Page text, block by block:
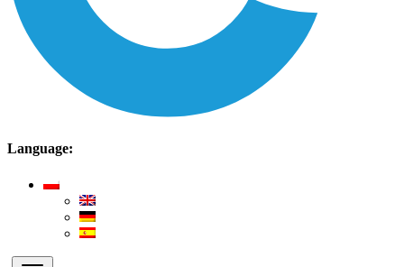
Language: